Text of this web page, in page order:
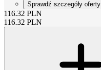
Sprawdź szczegóły oferty
116.32 PLN
116.32 PLN